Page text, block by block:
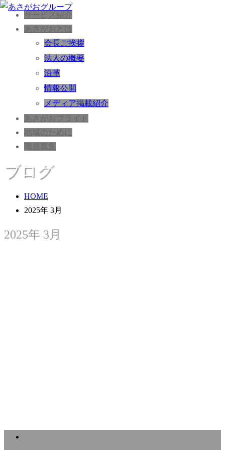
サービス紹介
あさがおとは
会長ご挨拶
法人の概要
沿革
情報公開
メディア掲載紹介
あさがおプライド
地域のために
職員募集
ブログ
HOME
2025年 3月
2025年 3月